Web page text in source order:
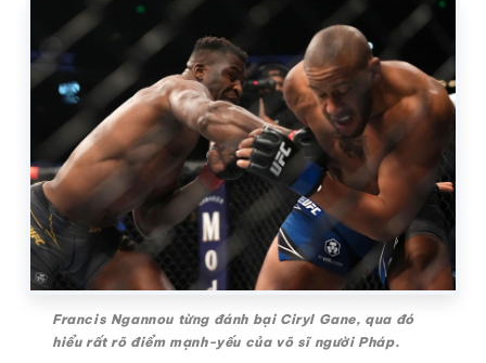
Francis Ngannou từng đánh bại Ciryl Gane, qua đó
hiểu rất rõ điểm mạnh-yếu của võ sĩ người Pháp.